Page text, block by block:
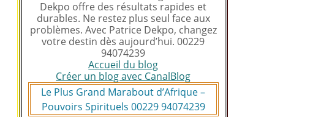
Dekpo offre des résultats rapides et
durables. Ne restez plus seul face aux
problèmes. Avec Patrice Dekpo, changez
votre destin dès aujourd’hui. 00229
94074239
Accueil du blog
Créer un blog avec CanalBlog
Le Plus Grand Marabout d’Afrique –
Pouvoirs Spirituels 00229 94074239